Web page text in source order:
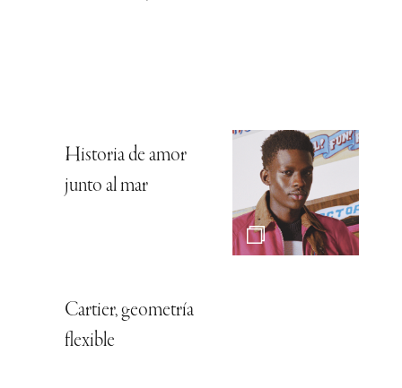
Historia de amor
junto al mar
Cartier, geometría
flexible